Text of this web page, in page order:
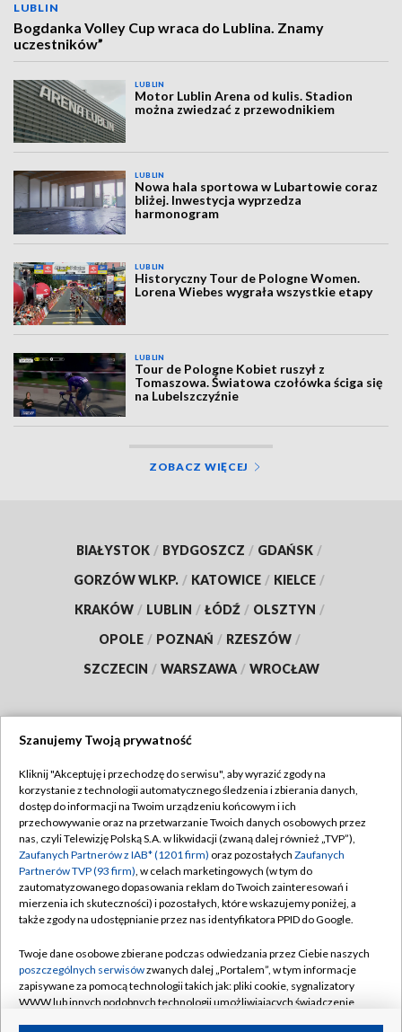
LUBLIN
Bogdanka Volley Cup wraca do Lublina. Znamy
uczestników”
LUBLIN
Motor Lublin Arena od kulis. Stadion
można zwiedzać z przewodnikiem
LUBLIN
Nowa hala sportowa w Lubartowie coraz
bliżej. Inwestycja wyprzedza
harmonogram
LUBLIN
Historyczny Tour de Pologne Women.
Lorena Wiebes wygrała wszystkie etapy
LUBLIN
Tour de Pologne Kobiet ruszył z
Tomaszowa. Światowa czołówka ściga się
na Lubelszczyźnie
ZOBACZ WIĘCEJ
BIAŁYSTOK / BYDGOSZCZ / GDAŃSK /
GORZÓW WLKP. / KATOWICE / KIELCE /
KRAKÓW / LUBLIN / ŁÓDŹ / OLSZTYN /
OPOLE / POZNAŃ / RZESZÓW /
SZCZECIN / WARSZAWA / WROCŁAW
TVP
Abonament TVP
Emisja w TVP
Centrum informacji TVP
Naziemna Telewizja Cyfrowa
Rada Programowa
System NOS
Informacje o nadawcy
Regulamin TVP
Polityka prywatności
Moje zgody
Pomoc
Kontakt
Kanały
Szanujemy Twoją prywatność
Kliknij "Akceptuję i przechodzę do serwisu", aby wyrazić zgody na
korzystanie z technologii automatycznego śledzenia i zbierania danych,
dostęp do informacji na Twoim urządzeniu końcowym i ich
przechowywanie oraz na przetwarzanie Twoich danych osobowych przez
nas, czyli Telewizję Polską S.A. w likwidacji (zwaną dalej również „TVP”),
Zaufanych Partnerów z IAB* (1201 firm) oraz pozostałych Zaufanych
Partnerów TVP (93 firm), w celach marketingowych (w tym do
zautomatyzowanego dopasowania reklam do Twoich zainteresowań i
mierzenia ich skuteczności) i pozostałych, które wskazujemy poniżej, a
także zgody na udostępnianie przez nas identyfikatora PPID do Google.
Twoje dane osobowe zbierane podczas odwiedzania przez Ciebie naszych
poszczególnych serwisówzwanych dalej „Portalem”, w tym informacje
zapisywane za pomocą technologii takich jak: pliki cookie, sygnalizatory
WWW lub innych podobnych technologii umożliwiających świadczenie